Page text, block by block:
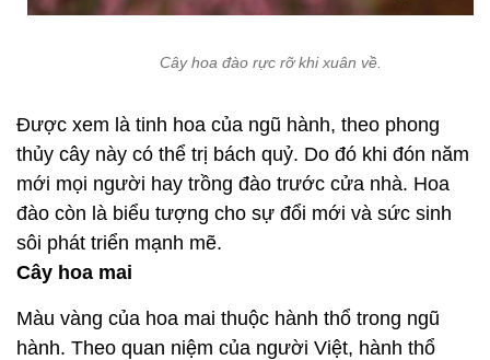
Cây hoa đào rực rỡ khi xuân về.
Được xem là tinh hoa của ngũ hành, theo phong
thủy cây này có thể trị bách quỷ. Do đó khi đón năm
mới mọi người hay trồng đào trước cửa nhà. Hoa
đào còn là biểu tượng cho sự đổi mới và sức sinh
sôi phát triển mạnh mẽ.
Cây hoa mai
Màu vàng của hoa mai thuộc hành thổ trong ngũ
hành. Theo quan niệm của người Việt, hành thổ